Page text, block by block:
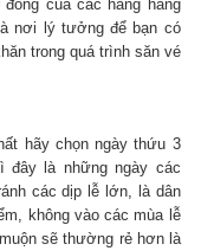
của các hãng hàng
nơi lý tưởng để bạn có
trong quá trình săn vé
hãy chọn ngày thứu 3
đây là những ngày các
các dịp lễ lớn, là dân
không vào các mùa lễ
sẽ thường rẻ hơn là